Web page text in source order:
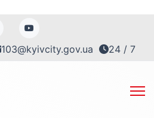
103@kyivcity.gov.ua 24 / 7